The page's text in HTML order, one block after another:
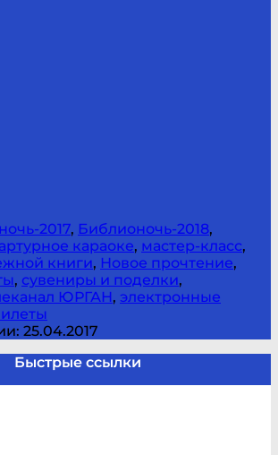
2017, Библионочь-2018,
караоке, мастер-класс,
книги, Новое прочтение,
, сувениры и поделки,
ЮРГАН, электронные
25.04.2017
Быстрые ссылки